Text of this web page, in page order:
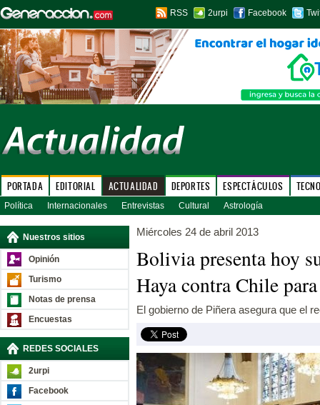
RSS 2urpi Facebook
PORTADA EDITORIAL ACTUALIDAD DEPORTES ESPECTÁCULOS
Política Internacionales Entrevistas Cultural Astrología
Nuestros sitios
Opinión
Turismo
Notas de prensa
Encuestas
REDES SOCIALES
2urpi
Facebook
Miércoles 24 de abril 2013
Bolivia presenta hoy
Haya contra Chile
El gobierno de Piñera asegura que el